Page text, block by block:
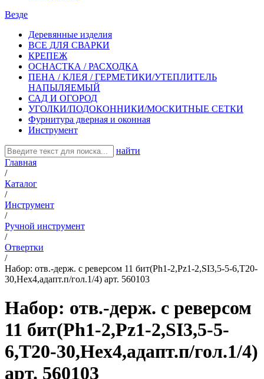
Везде
Деревянные изделия
ВСЕ ДЛЯ СВАРКИ
КРЕПЕЖ
ОСНАСТКА / РАСХОДКА
ПЕНА / КЛЕЯ / ГЕРМЕТИКИ/УТЕПЛИТЕЛЬ
НАПЫЛЯЕМЫЙ
САД И ОГОРОД
УГОЛКИ/ПОДОКОННИКИ/МОСКИТНЫЕ СЕТКИ
Фурнитура дверная и оконная
Инструмент
найти
Главная
/
Каталог
/
Инструмент
/
Ручной инструмент
/
Отвертки
/
Набор: отв.-держ. с реверсом 11 бит(Ph1-2,Pz1-2,SI3,5-5-6,T20-
30,Hex4,адапт.п/гол.1/4) арт. 560103
Набор: отв.-держ. с реверсом
11 бит(Ph1-2,Pz1-2,SI3,5-5-
6,T20-30,Hex4,адапт.п/гол.1/4)
арт. 560103